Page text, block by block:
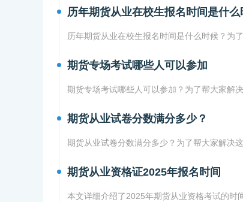
历年期货从业在校生报名时间是什么
历年期货从业在校生报名时间是什么时候？为
期货专场考试哪些人可以参加
期货专场考试哪些人可以参加？为了帮大家解
期货从业试卷分数满分多少？
期货从业试卷分数满分多少？为了帮大家解决
期货从业资格证2025年报名时间
本文详细介绍了2025年期货从业资格考试的时